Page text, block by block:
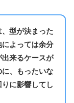
型が決まった
よっては余分
来るケースが
、もったいな
に影響してし